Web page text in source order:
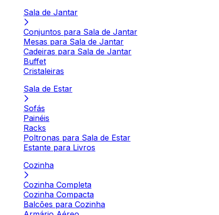
Sala de Jantar
Conjuntos para Sala de Jantar
Mesas para Sala de Jantar
Cadeiras para Sala de Jantar
Buffet
Cristaleiras
Sala de Estar
Sofás
Painéis
Racks
Poltronas para Sala de Estar
Estante para Livros
Cozinha
Cozinha Completa
Cozinha Compacta
Balcões para Cozinha